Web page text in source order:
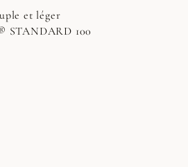
et léger
STANDARD 100